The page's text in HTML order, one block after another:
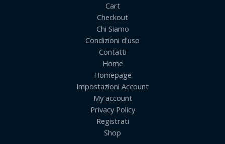
Cart
Checkout
Chi Siamo
Condizioni d'uso
Contatti
Home
Homepage
Impostazioni Account
My account
Privacy Policy
Registrati
Shop